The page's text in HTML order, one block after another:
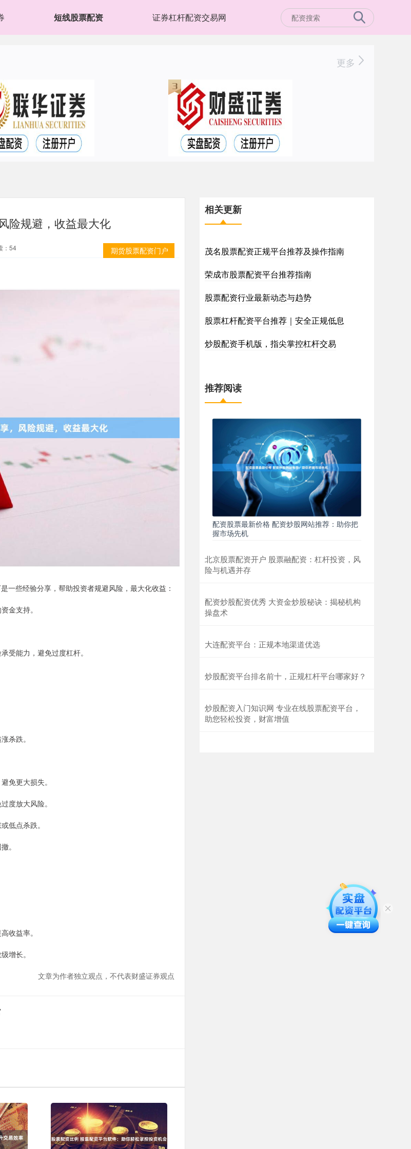
短线股票配资 证券杠杆配资交易网
更多
险规避，收益最大化
期货股票配资门户
：54
一些经验分享，帮助投资者规避风险，最大化收益：
金支持。
受能力，避免过度杠杆。
杀跌。
免更大损失。
度放大风险。
低点杀跌。
。
收益率。
增长。
文章为作者独立观点，不代表财盛证券观点
相关更新
茂名股票配资正规平台推荐及操作指南
荣成市股票配资平台推荐指南
股票配资行业最新动态与趋势
股票杠杆配资平台推荐｜安全正规低息
炒股配资手机版，指尖掌控杠杆交易
推荐阅读
配资股票最新价格 配资炒股网站推荐：助你把
握市场先机
北京股票配资开户 股票融配资：杠杆投资，风
险与机遇并存
配资炒股配资优秀 大资金炒股秘诀：揭秘机构
操盘术
大连配资平台：正规本地渠道优选
炒股配资平台排名前十，正规杠杆平台哪家好？
炒股配资入门知识网 专业在线股票配资平台，
助您轻松投资，财富增值